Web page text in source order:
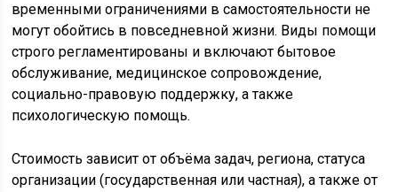
временными ограничениями в самостоятельности не
могут обойтись в повседневной жизни. Виды помощи
строго регламентированы и включают бытовое
обслуживание, медицинское сопровождение,
социально-правовую поддержку, а также
психологическую помощь.
Стоимость зависит от объёма задач, региона, статуса
организации (государственная или частная), а также от